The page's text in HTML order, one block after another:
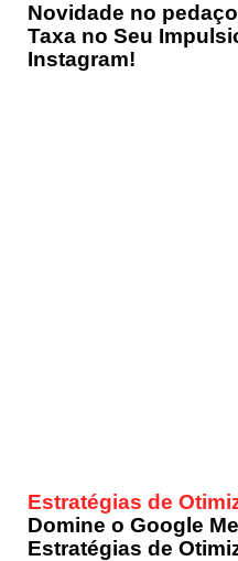
Novidade no
Taxa no Seu
Instagram!
Estratégias de
Domine o Google
Estratégias de